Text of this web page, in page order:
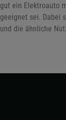
gut ein Elektroauto
geeignet sei. Dabei
und die ähnliche